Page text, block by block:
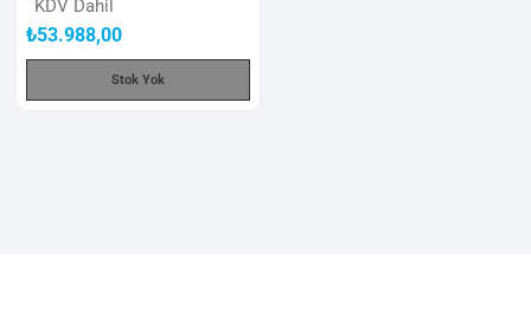
KDV Dahil
₺53.988,00
Stok Yok